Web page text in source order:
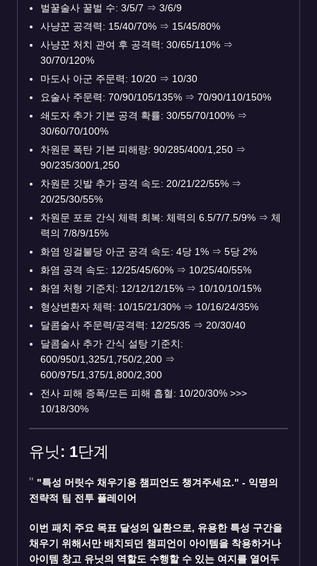
벌꿀술사 꿀벌 수: 3/5/7 ⇒ 3/6/9
사냥꾼 공격력: 15/40/70% ⇒ 15/45/80%
사냥꾼 처치 관여 후 공격력: 30/65/110% ⇒
30/70/120%
마도사 아군 주문력: 10/20 ⇒ 10/30
요술사 주문력: 70/90/105/135% ⇒ 70/90/110/150%
쇄도자 추가 기본 공격 확률: 30/55/70/100% ⇒
30/60/70/100%
차원문 폭탄 기본 피해량: 90/285/400/1,250 ⇒
90/235/300/1,250
차원문 깃발 추가 공격 속도: 20/21/22/55% ⇒
20/25/30/55%
차원문 포로 간식 체력 회복: 체력의 6.5/7/7.5/9% ⇒ 체
력의 7/8/9/15%
화염 잉걸불당 아군 공격 속도: 4당 1% ⇒ 5당 2%
화염 공격 속도: 12/25/45/60% ⇒ 10/25/40/55%
화염 처형 기준치: 12/12/12/15% ⇒ 10/10/10/15%
형상변환자 체력: 10/15/21/30% ⇒ 10/16/24/35%
달콤술사 주문력/공격력: 12/25/35 ⇒ 20/30/40
달콤술사 추가 간식 설탕 기준치:
600/950/1,325/1,750/2,200 ⇒
600/975/1,375/1,800/2,300
전사 피해 증폭/모든 피해 흡혈: 10/20/30% >>>
10/18/30%
유닛: 1단계
"특성 머릿수 채우기용 챔피언도 챙겨주세요." - 익명의
전략적 팀 전투 플레이어
이번 패치 주요 목표 달성의 일환으로, 유용한 특성 구간을
채우기 위해서만 배치되던 챔피언이 아이템을 착용하거나
아이템 창고 유닛의 역할도 수행할 수 있는 여지를 열어두